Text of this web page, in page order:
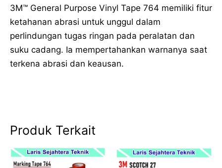
3M™ General Purpose Vinyl Tape 764 memiliki fitur
ketahanan abrasi untuk unggul dalam
perlindungan tugas ringan pada peralatan dan
suku cadang. Ia mempertahankan warnanya saat
terkena abrasi dan keausan.
Produk Terkait